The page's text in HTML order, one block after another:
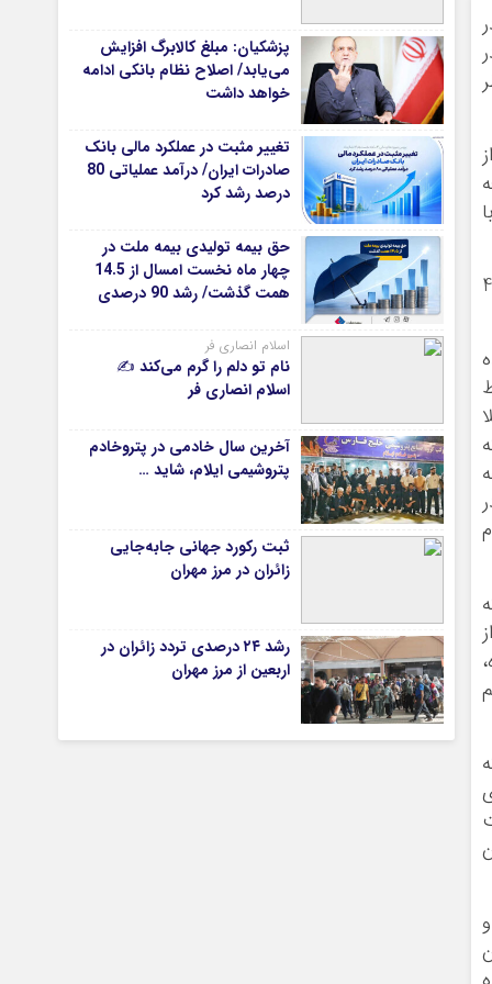
دانشگاه
آموزش و پرورش
بهداشت و درمان
سبک زندگی
حوادث، انتظامی
شهری و رفاهی
*ماناسپهر
اطلاعیه
پیام تبریک ماناسپهر
پیوندهای سایت
ایلام به ویروس کرونا به 40
و
پزشکیان: مبلغ کالابرگ افزایش
می‌یابد/ اصلاح نظام بانکی ادامه
خواهد داشت
تغییر مثبت در عملکرد مالی بانک
صادرات ایران/ درآمد عملیاتی 80
درصد رشد کرد
حق بیمه تولیدی بیمه ملت در
چهار ماه نخست امسال از 14.5
همت گذشت/ رشد 90 درصدی
گذشته
اسلام انصاری فر
نام تو دلم را گرم می‌کند ✍️
اسلام انصاری فر
آخرین سال خادمی در پتروخادم
پتروشیمی ایلام، شاید …
ثبت رکورد جهانی جابه‌جایی
زائران در مرز مهران
رشد ۲۴ درصدی تردد زائران در
اربعین از مرز مهران